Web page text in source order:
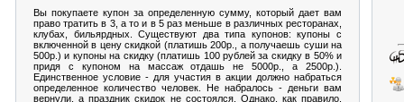
Вы покупаете купон за определенную сумму, который дает вам
право тратить в 3, а то и в 5 раз меньше в различных ресторанах,
клубах, бильярдных. Существуют два типа купонов: купоны с
включенной в цену скидкой (платишь 200р., а получаешь суши на
500р.) и купоны на скидку (платишь 100 рублей за скидку в 50% и
придя с купоном на массаж отдашь не 5000р., а 2500р.).
Единственное условие - для участия в акции должно набраться
определенное количество человек. Не набралось - деньги вам
вернули, а праздник скидок не состоялся. Однако, как правило,